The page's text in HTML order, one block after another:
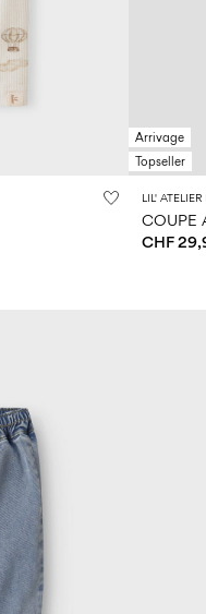
Arrivage
Topseller
LIL'
COUPE
CHF